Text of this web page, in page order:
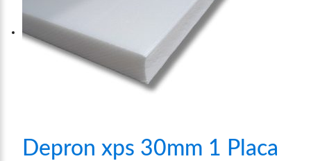
Depron xps 30mm 1 Placa